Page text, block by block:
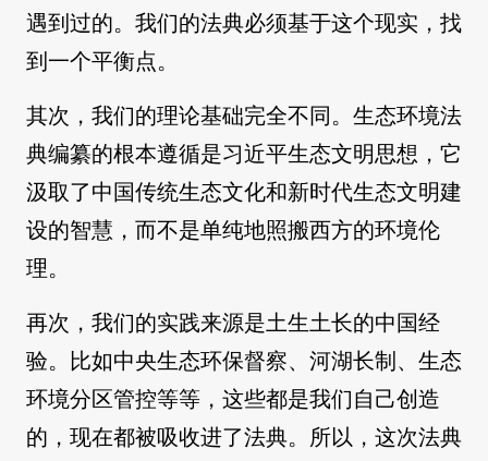
遇到过的。我们的法典必须基于这个现实，找
到一个平衡点。
其次，我们的理论基础完全不同。生态环境法
典编纂的根本遵循是习近平生态文明思想，它
汲取了中国传统生态文化和新时代生态文明建
设的智慧，而不是单纯地照搬西方的环境伦
理。
再次，我们的实践来源是土生土长的中国经
验。比如中央生态环保督察、河湖长制、生态
环境分区管控等等，这些都是我们自己创造
的，现在都被吸收进了法典。所以，这次法典